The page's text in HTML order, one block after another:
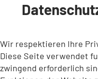
INHALT ANSPRINGEN
Wir respektieren Ihre
Diese Seite verwendet
zwingend erforderlich